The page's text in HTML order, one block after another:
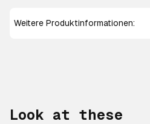
Weitere Produktinformationen:
Look at these